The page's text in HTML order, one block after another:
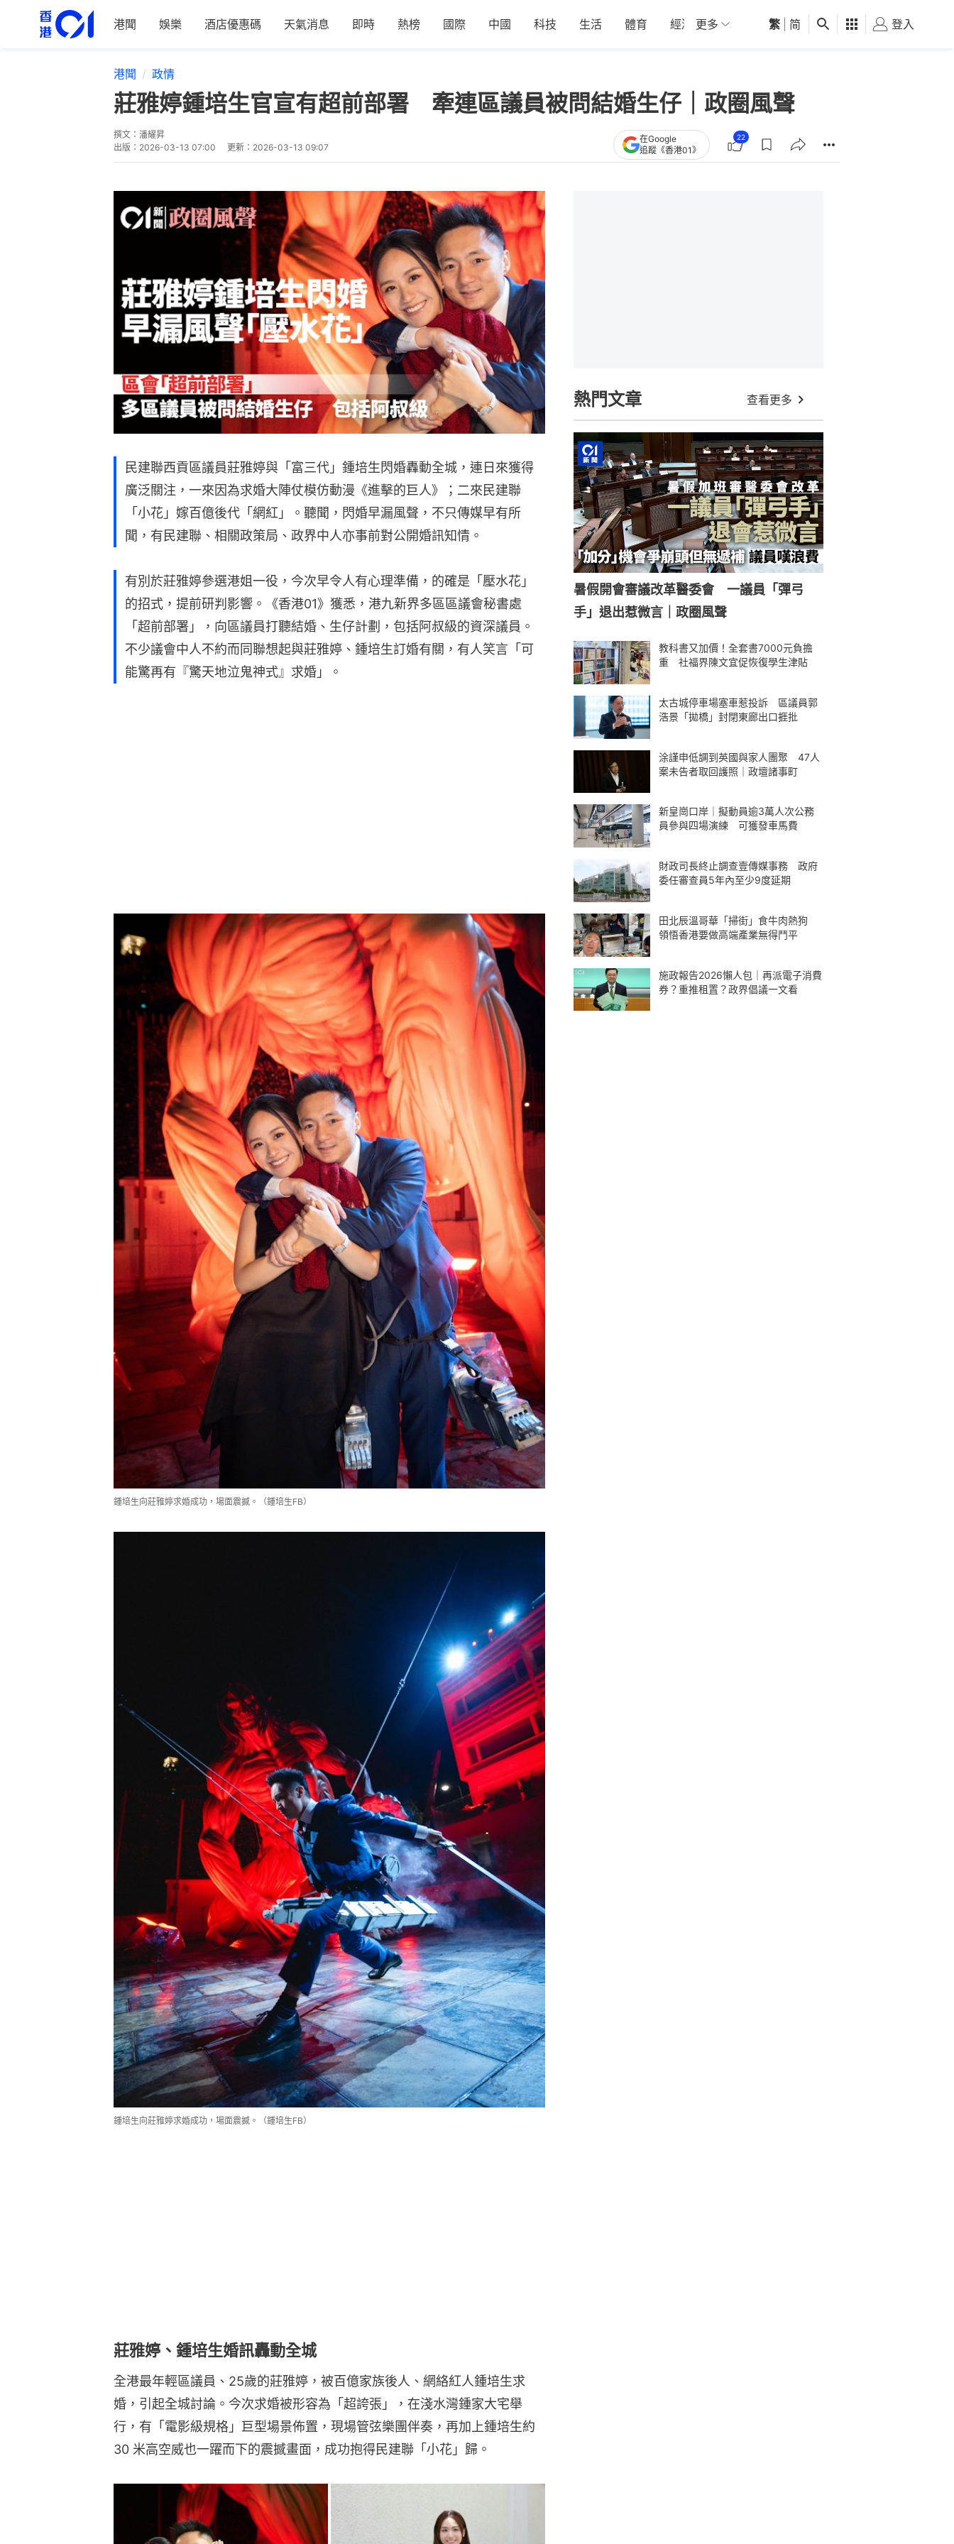
港聞 娛樂 酒店優惠碼 天氣消息 即時 熱榜 國際 中國 科技 生活 體育 經濟 01深圳 觀點 健康 好食玩飛
更多 繁 简 登入
港聞 政情
莊雅婷鍾培生官宣有超前部署 牽連區議員被問結婚生仔｜政圈風聲
撰文： 潘耀昇
出版： 2026-03-13 07:00 更新： 2026-03-13 09:07
在Google
追蹤《香港01》
22
民建聯西貢區議員莊雅婷與「富三代」鍾培生閃婚轟動全城，連日來獲得
廣泛關注，一來因為求婚大陣仗模仿動漫《進擊的巨人》；二來民建聯
「小花」嫁百億後代「網紅」。聽聞，閃婚早漏風聲，不只傳媒早有所
聞，有民建聯、相關政策局、政界中人亦事前對公開婚訊知情。
有別於莊雅婷參選港姐一役，今次早令人有心理準備，的確是「壓水花」
的招式，提前研判影響。《香港01》獲悉，港九新界多區區議會秘書處
「超前部署」，向區議員打聽結婚、生仔計劃，包括阿叔級的資深議員。
不少議會中人不約而同聯想起與莊雅婷、鍾培生訂婚有關，有人笑言「可
能驚再有『驚天地泣鬼神式』求婚」。
鍾培生向莊雅婷求婚成功，場面震撼。（鍾培生FB）
鍾培生向莊雅婷求婚成功，場面震撼。（鍾培生FB）
莊雅婷、鍾培生婚訊轟動全城
全港最年輕區議員、25歲的莊雅婷，被百億家族後人、網絡紅人鍾培生求
婚，引起全城討論。今次求婚被形容為「超誇張」，在淺水灣鍾家大宅舉
行，有「電影級規格」巨型場景佈置，現場管弦樂團伴奏，再加上鍾培生約
30 米高空威也一躍而下的震撼畫面，成功抱得民建聯「小花」歸。
熱門文章 查看更多
暑假開會審議改革醫委會 一議員「彈弓
手」退出惹微言｜政圈風聲
教科書又加價！全套書7000元負擔
重 社福界陳文宜促恢復學生津貼
太古城停車場塞車惹投訴 區議員郭
浩景「拋橋」封閉東廊出口捱批
涂謹申低調到英國與家人團聚 47人
案未告者取回護照｜政壇諸事町
新皇崗口岸｜擬動員逾3萬人次公務
員參與四場演練 可獲發車馬費
財政司長終止調查壹傳媒事務 政府
委任審查員5年內至少9度延期
田北辰溫哥華「掃街」食牛肉熱狗
領悟香港要做高端產業無得鬥平
施政報告2026懶人包｜再派電子消費
券？重推租置？政界倡議一文看